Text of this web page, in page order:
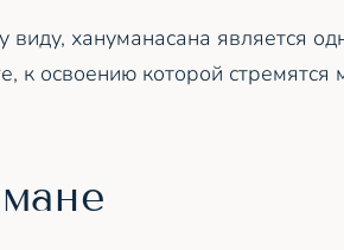
хануманасана является
к освоению которой стремятся